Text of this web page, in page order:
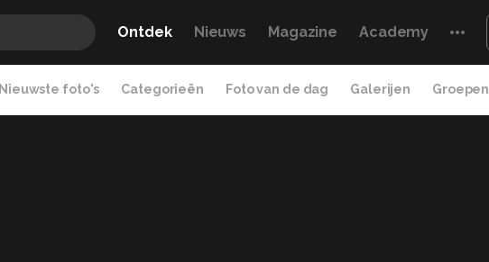
Ontdek Nieuws Magazine Academy
Nieuwste foto's Categorieën Foto van de dag Galerijen Groepen